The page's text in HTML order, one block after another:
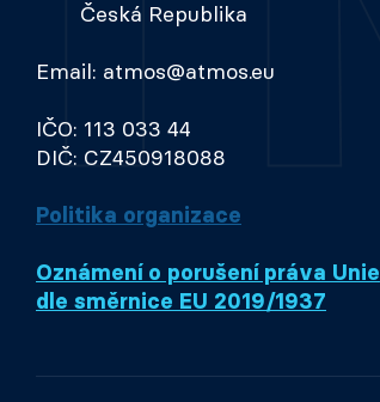
Česká Republika
Email: atmos@atmos.eu
IČO: 113 033 44
DIČ: CZ450918088
Politika organizace
Oznámení o porušení práva Unie
dle směrnice EU 2019/1937